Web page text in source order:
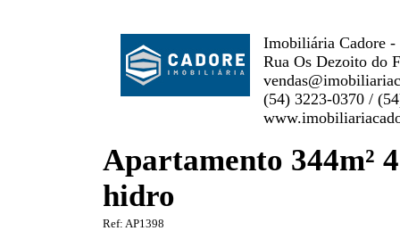
Imobiliária Cadore -
Rua Os Dezoito do
(54) 3223-0370 /
Apartamento 344m²
hidro
Ref: AP1398